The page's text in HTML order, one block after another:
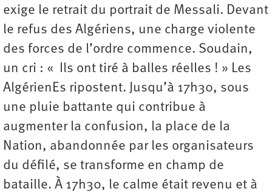
exige le retrait du portrait de Messali. Devant
le refus des Algériens, une charge violente
des forces de l’ordre commence. Soudain,
un cri : « Ils ont tiré à balles réelles ! » Les
AlgérienEs ripostent. Jusqu’à 17h30, sous
une pluie battante qui contribue à
augmenter la confusion, la place de la
Nation, abandonnée par les organisateurs
du défilé, se transforme en champ de
bataille. À 17h30, le calme était revenu et à